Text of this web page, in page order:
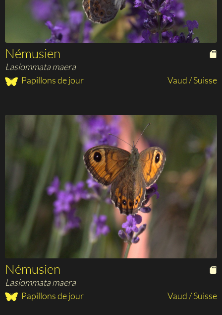
Némusien
Lasiommata maera
Papillons de jour
Vaud / Suisse
Némusien
Lasiommata maera
Papillons de jour
Vaud / Suisse